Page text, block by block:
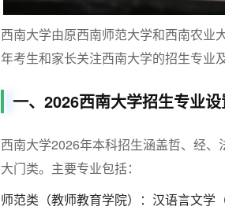
西南大学由原西南师范大学和西南农业
年考生和家长关注西南大学的招生专业
一、2026西南大学招生专业
西南大学2026年本科招生涵盖哲、经
大门类。主要专业包括：
师范类（教师教育学院）：汉语言文学